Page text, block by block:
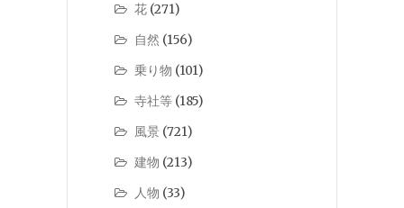
花 (271)
自然 (156)
乗り物 (101)
寺社等 (185)
風景 (721)
建物 (213)
人物 (33)